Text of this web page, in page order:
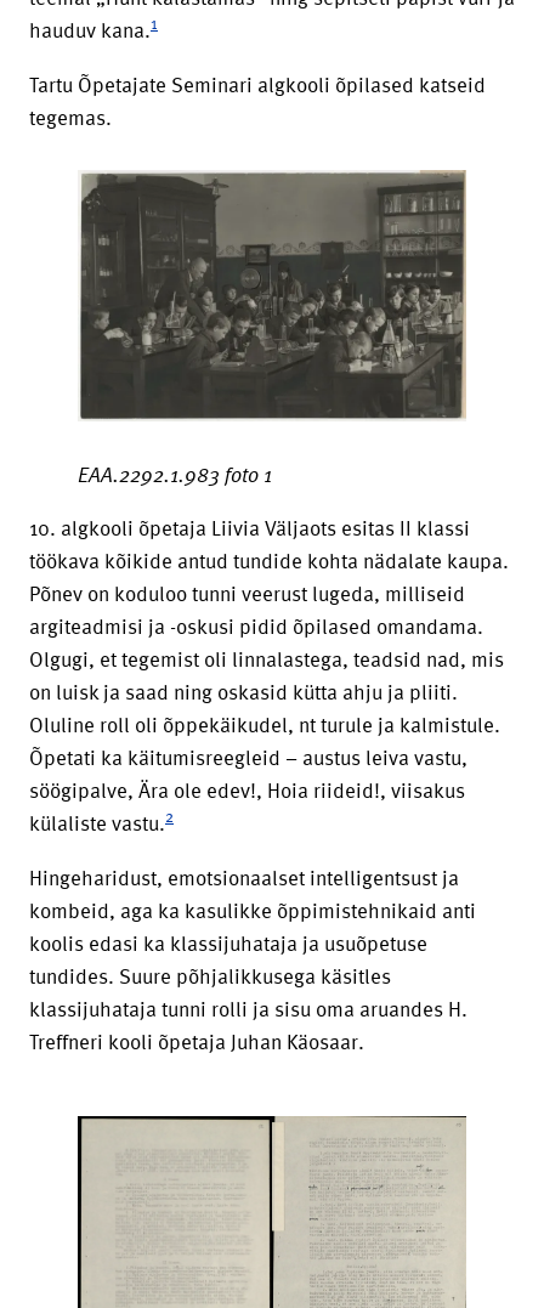
hauduv kana.1
Tartu Õpetajate Seminari algkooli õpilased katseid
tegemas.
EAA.2292.1.983 foto 1
10. algkooli õpetaja Liivia Väljaots esitas II klassi
töökava kõikide antud tundide kohta nädalate kaupa.
Põnev on koduloo tunni veerust lugeda, milliseid
argiteadmisi ja -oskusi pidid õpilased omandama.
Olgugi, et tegemist oli linnalastega, teadsid nad, mis
on luisk ja saad ning oskasid kütta ahju ja pliiti.
Oluline roll oli õppekäikudel, nt turule ja kalmistule.
Õpetati ka käitumisreegleid – austus leiva vastu,
söögipalve, Ära ole edev!, Hoia riideid!, viisakus
külaliste vastu.2
Hingeharidust, emotsionaalset intelligentsust ja
kombeid, aga ka kasulikke õppimistehnikaid anti
koolis edasi ka klassijuhataja ja usuõpetuse
tundides. Suure põhjalikkusega käsitles
klassijuhataja tunni rolli ja sisu oma aruandes H.
Treffneri kooli õpetaja Juhan Käosaar.